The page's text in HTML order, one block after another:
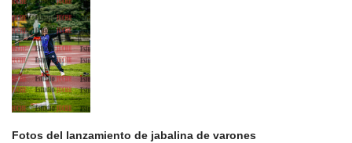
Fotos del lanzamiento de jabalina de varones